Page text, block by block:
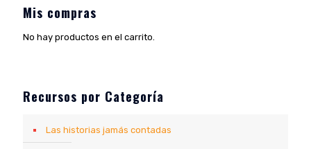
Mis compras
No hay productos en el carrito.
Recursos por Categoría
Las historias jamás contadas